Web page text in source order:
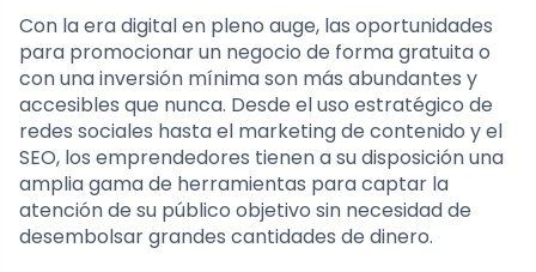
Con la era digital en pleno auge, las oportunidades
para promocionar un negocio de forma gratuita o
con una inversión mínima son más abundantes y
accesibles que nunca. Desde el uso estratégico de
redes sociales hasta el marketing de contenido y el
SEO, los emprendedores tienen a su disposición una
amplia gama de herramientas para captar la
atención de su público objetivo sin necesidad de
desembolsar grandes cantidades de dinero.